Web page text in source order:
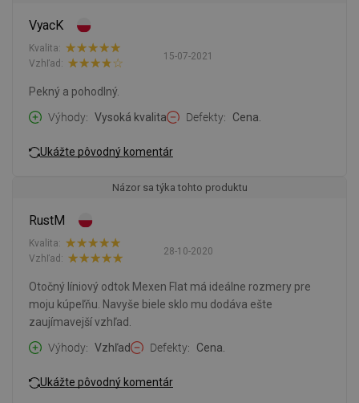
VyacK
15-07-2021
Kvalita:
Vzhľad:
Pekný a pohodlný.
Výhody
Vysoká kvalita Defekty Cena.
Ukážte pôvodný komentár
Názor sa týka tohto produktu
RustM
28-10-2020
Kvalita:
Vzhľad:
Otočný líniový odtok Mexen Flat má ideálne rozmery pre
moju kúpeľňu. Navyše biele sklo mu dodáva ešte
zaujímavejší vzhľad.
Výhody
Vzhľad Defekty Cena.
Ukážte pôvodný komentár